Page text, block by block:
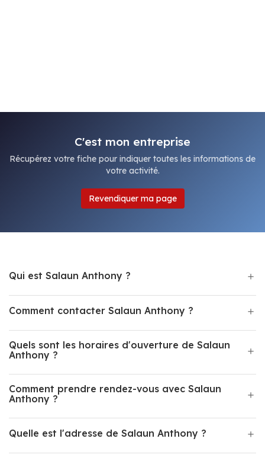
C'est mon entreprise
Récupérez votre fiche pour indiquer toutes les informations de
votre activité.
Revendiquer ma page
Qui est Salaun Anthony ?
Comment contacter Salaun Anthony ?
Quels sont les horaires d'ouverture de Salaun
Anthony ?
Comment prendre rendez-vous avec Salaun
Anthony ?
Quelle est l'adresse de Salaun Anthony ?